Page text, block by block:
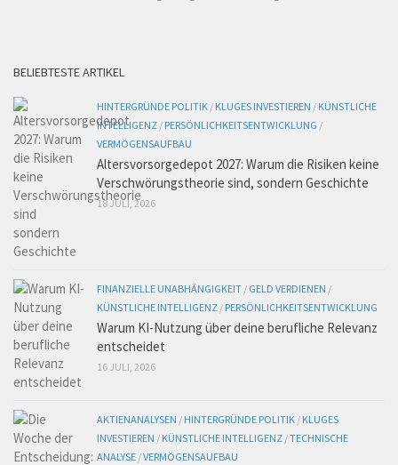
BELIEBTESTE ARTIKEL
HINTERGRÜNDE POLITIK / KLUGES INVESTIEREN / KÜNSTLICHE
INTELLIGENZ / PERSÖNLICHKEITSENTWICKLUNG /
VERMÖGENSAUFBAU
Altersvorsorgedepot 2027: Warum die Risiken keine
Verschwörungstheorie sind, sondern Geschichte
18 JULI, 2026
FINANZIELLE UNABHÄNGIGKEIT / GELD VERDIENEN /
KÜNSTLICHE INTELLIGENZ / PERSÖNLICHKEITSENTWICKLUNG
Warum KI-Nutzung über deine berufliche Relevanz
entscheidet
16 JULI, 2026
AKTIENANALYSEN / HINTERGRÜNDE POLITIK / KLUGES
INVESTIEREN / KÜNSTLICHE INTELLIGENZ /TECHNISCHE
ANALYSE /VERMÖGENSAUFBAU